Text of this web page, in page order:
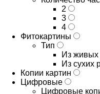
2
3
4
Фитокартины
Тип
Из живых
Из сухих
Копии картин
Цифровые
Цифровые